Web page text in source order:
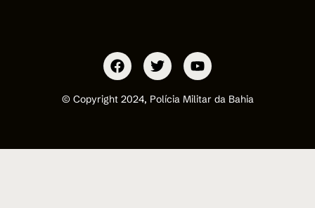
© Copyright 2024, Polícia Militar da Bahia